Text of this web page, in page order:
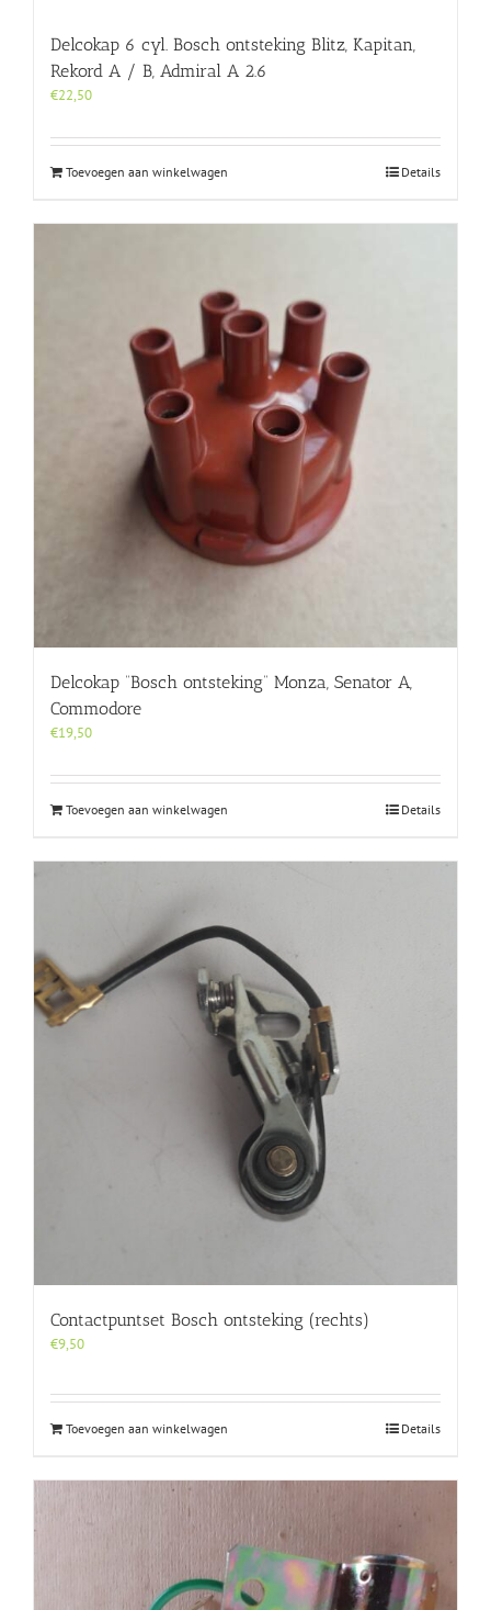
Delcokap 6 cyl. Bosch ontsteking Blitz, Kapitan,
Rekord A / B, Admiral A 2.6
€22,50
Toevoegen aan winkelwagen Details
Delcokap “Bosch ontsteking” Monza, Senator A,
Commodore
€19,50
Toevoegen aan winkelwagen Details
Contactpuntset Bosch ontsteking (rechts)
€9,50
Toevoegen aan winkelwagen Details